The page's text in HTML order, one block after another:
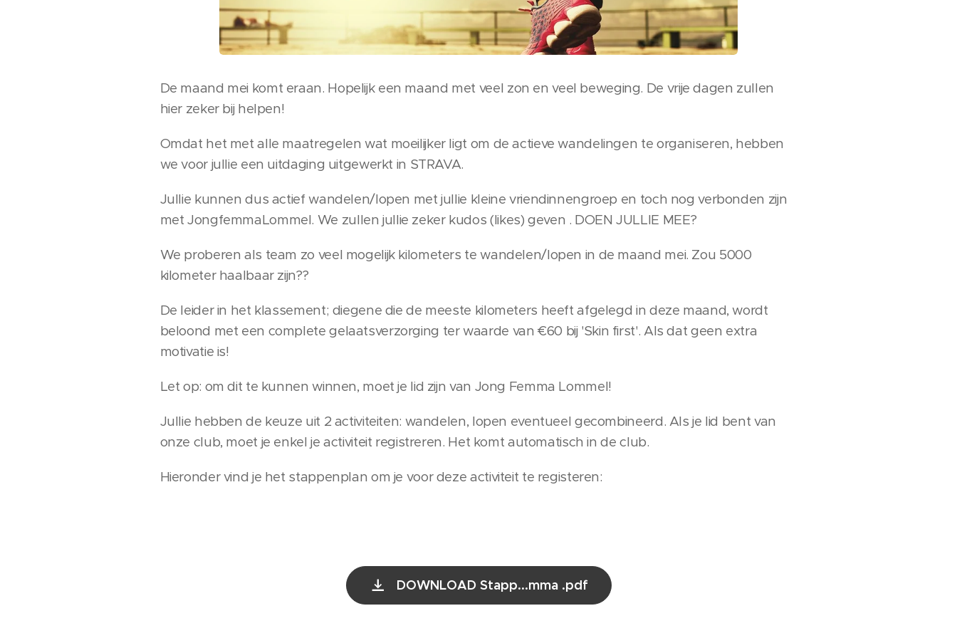
De maand mei komt eraan. Hopelijk een maand met veel zon en veel beweging. De vrije dagen zullen
hier zeker bij helpen!
Omdat het met alle maatregelen wat moeilijker ligt om de actieve wandelingen te organiseren, hebben
we voor jullie een uitdaging uitgewerkt in STRAVA.
Jullie kunnen dus actief wandelen/lopen met jullie kleine vriendinnengroep en toch nog verbonden zijn
met JongfemmaLommel. We zullen jullie zeker kudos (likes) geven . DOEN JULLIE MEE?
We proberen als team zo veel mogelijk kilometers te wandelen/lopen in de maand mei. Zou 5000
kilometer haalbaar zijn??
De leider in het klassement; diegene die de meeste kilometers heeft afgelegd in deze maand, wordt
beloond met een complete gelaatsverzorging ter waarde van €60 bij 'Skin first'. Als dat geen extra
motivatie is!
Let op: om dit te kunnen winnen, moet je lid zijn van Jong Femma Lommel!
Jullie hebben de keuze uit 2 activiteiten: wandelen, lopen eventueel gecombineerd. Als je lid bent van
onze club, moet je enkel je activiteit registreren. Het komt automatisch in de club.
Hieronder vind je het stappenplan om je voor deze activiteit te registeren:
DOWNLOAD Stapp...mma .pdf